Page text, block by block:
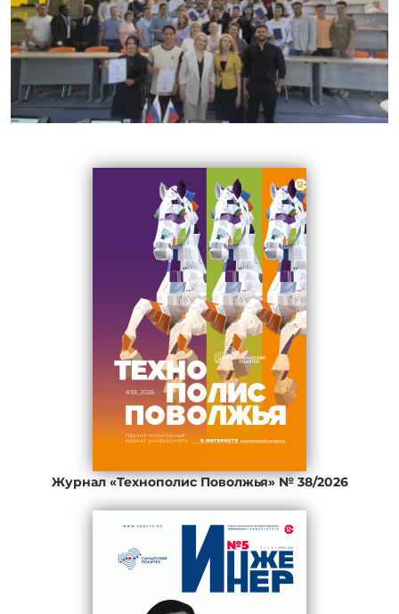
Журнал «Технополис Поволжья» № 38/2026